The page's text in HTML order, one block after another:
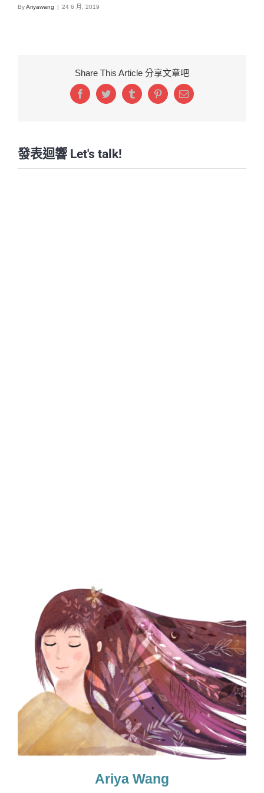
ByAriyawang | 24 6 月, 2019
Share This Article 分享文章吧
FacebookTwitterTumblrPinterestEmail:
發表迴響 Let's talk!
Ariya Wang